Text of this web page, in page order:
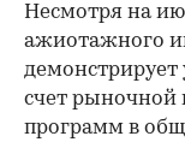
Несмотря на
ажиотажного
демонстрирует
счет рыночной
программ в